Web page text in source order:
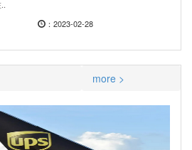
：2023-02-28
more >